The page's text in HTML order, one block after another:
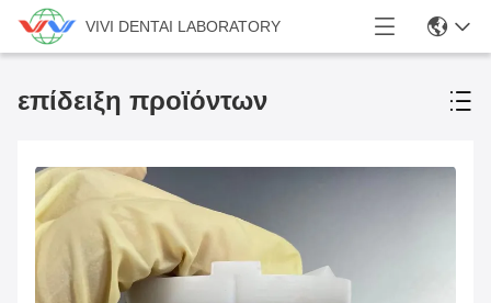
VIVI DENTAI LABORATORY
επίδειξη προϊόντων